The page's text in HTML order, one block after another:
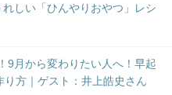
しい「ひんやりおやつ」レシ
9月から変わりたい人へ！早起
り方｜ゲスト：井上皓史さん